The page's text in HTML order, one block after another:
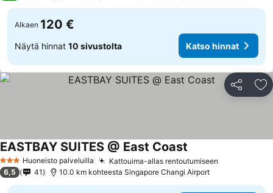
Alkaen 120 €
Näytä hinnat 10 sivustolta Katso hinnat
Jaa
3 Tähtiluokitus
Huoneisto palveluilla Kattouima-allas rentoutumiseen
EASTBAY SUITES @ East Coast
6,5 41 10.0 km kohteesta Singapore Changi Airport